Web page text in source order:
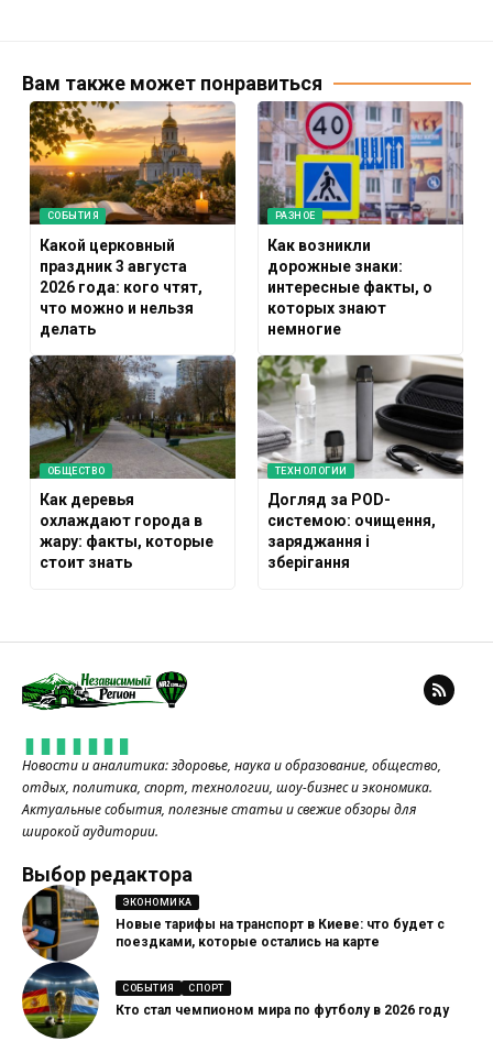
Вам также может понравиться
СОБЫТИЯ
Какой церковный
праздник 3 августа
2026 года: кого чтят,
что можно и нельзя
делать
РАЗНОЕ
Как возникли
дорожные знаки:
интересные факты, о
которых знают
немногие
ОБЩЕСТВО
Как деревья
охлаждают города в
жару: факты, которые
стоит знать
ТЕХНОЛОГИИ
Догляд за POD-
системою: очищення,
заряджання і
зберігання
Новости и аналитика: здоровье, наука и образование, общество,
отдых, политика, спорт, технологии, шоу-бизнес и экономика.
Актуальные события, полезные статьи и свежие обзоры для
широкой аудитории.
Выбор редактора
ЭКОНОМИКА
Новые тарифы на транспорт в Киеве: что будет с
поездками, которые остались на карте
СОБЫТИЯ СПОРТ
Кто стал чемпионом мира по футболу в 2026 году